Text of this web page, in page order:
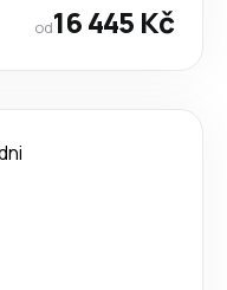
od16 445 Kč